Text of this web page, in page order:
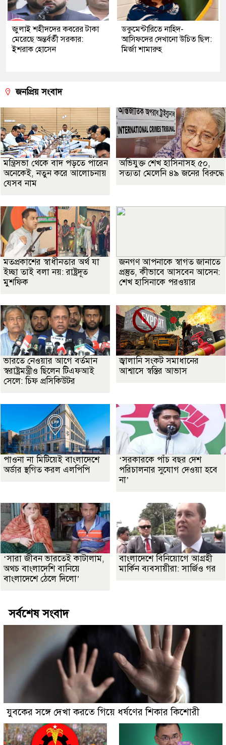
জুলাই শহীদদের কবরের টাকা
মেরেছে অন্তর্বর্তী সরকার:
ইশরাক হোসেন
ডকুমেন্টারিতে নাহিদ-
আসিফদের দেখানো উচিত ছিল:
মির্জা শামারুহ
জনপ্রিয় সংবাদ
মন্ত্রিসভা থেকে বাদ পড়তে পারেন
অনেকেই, নতুন করে আলোচনায়
যেসব নাম
অভিযুক্ত শেখ হাসিনাসহ ৫০,
সত্যতা মেলেনি ৪৯ জনের বিরুদ্ধে
মতপ্রকাশের স্বাধীনতার অর্থ যা
ইচ্ছা তাই বলা নয়: রাষ্ট্রদূত
মুশফিক
জনগণ আপনাকে স্বাগত জানাতে
প্রস্তুত, কীভাবে আসবেন আসেন:
শেখ হাসিনাকে পরওয়ার
ভারতে নেওয়ার আগে বর্তমান
স্বরাষ্ট্রমন্ত্রীও ছিলেন টিএফআই
সেলে: চিফ প্রসিকিউটর
জ্বালানি সংকট সমাধানের
আশ্বাসে স্বস্তির আভাস
পাওনা না মিটিয়েই বাংলাদেশে
অর্ডার স্থগিত করল এলপিপি
‘সরকারকে পাঁচ বছর দেশ
পরিচালনার সুযোগ দেওয়া হবে
না’
‘সারা জীবন ভারতেই কাটালাম,
অথচ বাংলাদেশি বানিয়ে
বাংলাদেশে ঠেলে দিলো’
বাংলাদেশে বিনিয়োগে আগ্রহী
মার্কিন ব্যবসায়ীরা: সার্জিও গর
সর্বশেষ সংবাদ
যুবকের সঙ্গে দেখা করতে গিয়ে ধর্ষণের শিকার কিশোরী